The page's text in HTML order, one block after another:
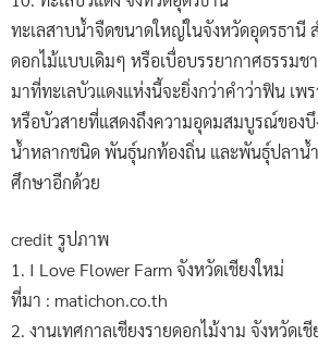
ทะเลสาบน้ำจืดขนาดใหญ่ในจังหวัดอุดรธานี
ดอกไม้แบบเดิมๆ หรือเบื่อบรรยากาศธรรมช
มาที่ทะเลบัวแดงแห่งนี้จะยิ่งกว่าคำว่าฟิน เพ
หรือบัวสายที่แสดงถึงความอุดมสมบูรณ์ของ
น้ำหลากชนิด พันธุ์นกท้องถิ่น และพันธุ์ปลาน้
ศึกษาอีกด้วย
credit รูปภาพ
1. I Love Flower Farm จังหวัดเชียงใหม่
ที่มา : matichon.co.th
2. งานเทศกาลเชียงรายดอกไม้งาม จังหวัดเชี